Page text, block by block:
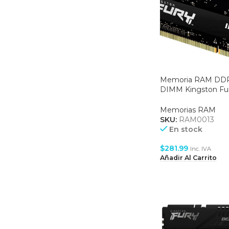
Memoria RAM
DIMM Kingston
(KF432S20IB/32)
Memorias RAM
SKU: RAM0013
En stock
$281.99 Inc. IVA
Añadir Al Carrito